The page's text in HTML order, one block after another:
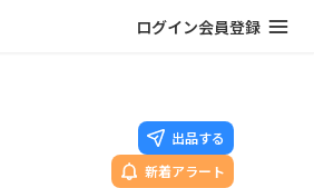
ログイン会員登録
出品する
新着アラート